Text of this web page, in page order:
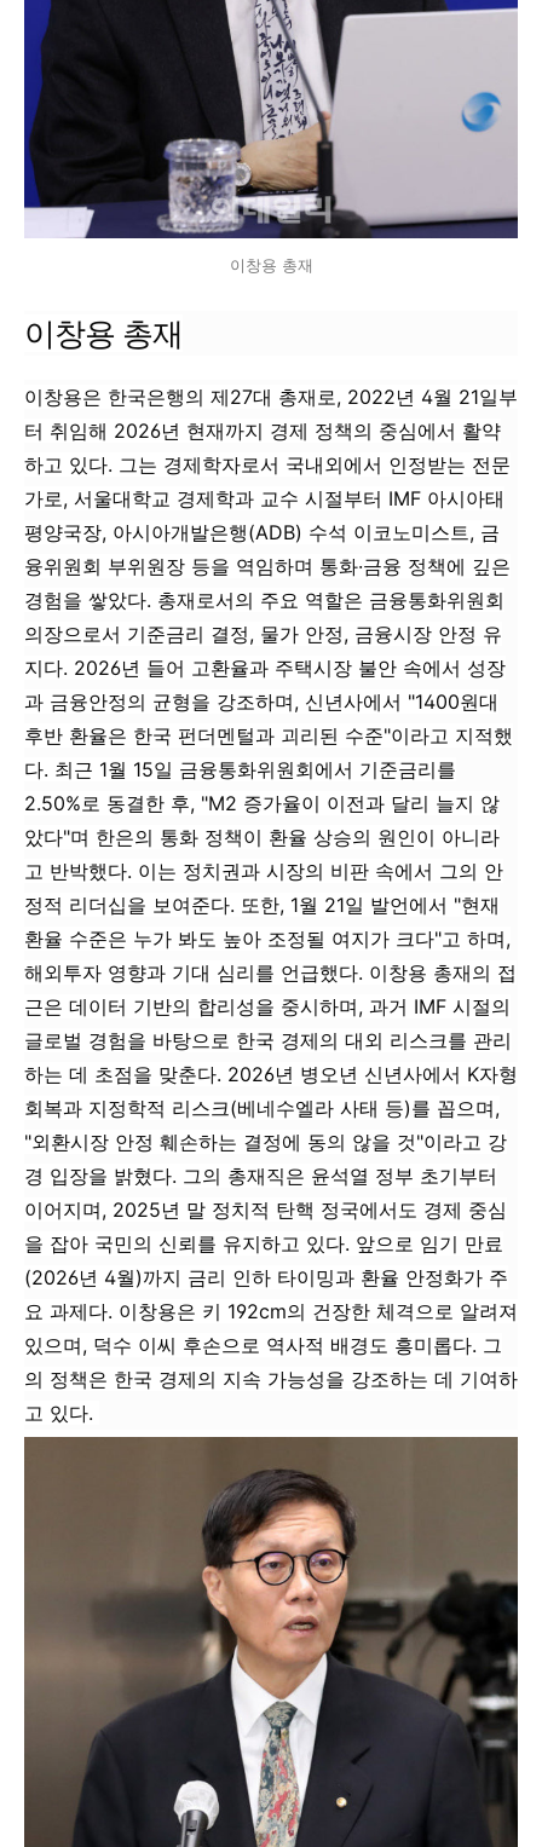
이창용 총재
이창용 총재
이창용은 한국은행의 제27대 총재로, 2022년 4월 21일부
터 취임해 2026년 현재까지 경제 정책의 중심에서 활약
하고 있다. 그는 경제학자로서 국내외에서 인정받는 전문
가로, 서울대학교 경제학과 교수 시절부터 IMF 아시아태
평양국장, 아시아개발은행(ADB) 수석 이코노미스트, 금
융위원회 부위원장 등을 역임하며 통화·금융 정책에 깊은
경험을 쌓았다. 총재로서의 주요 역할은 금융통화위원회
의장으로서 기준금리 결정, 물가 안정, 금융시장 안정 유
지다. 2026년 들어 고환율과 주택시장 불안 속에서 성장
과 금융안정의 균형을 강조하며, 신년사에서 "1400원대
후반 환율은 한국 펀더멘털과 괴리된 수준"이라고 지적했
다. 최근 1월 15일 금융통화위원회에서 기준금리를
2.50%로 동결한 후, "M2 증가율이 이전과 달리 늘지 않
았다"며 한은의 통화 정책이 환율 상승의 원인이 아니라
고 반박했다. 이는 정치권과 시장의 비판 속에서 그의 안
정적 리더십을 보여준다. 또한, 1월 21일 발언에서 "현재
환율 수준은 누가 봐도 높아 조정될 여지가 크다"고 하며,
해외투자 영향과 기대 심리를 언급했다. 이창용 총재의 접
근은 데이터 기반의 합리성을 중시하며, 과거 IMF 시절의
글로벌 경험을 바탕으로 한국 경제의 대외 리스크를 관리
하는 데 초점을 맞춘다. 2026년 병오년 신년사에서 K자형
회복과 지정학적 리스크(베네수엘라 사태 등)를 꼽으며,
"외환시장 안정 훼손하는 결정에 동의 않을 것"이라고 강
경 입장을 밝혔다. 그의 총재직은 윤석열 정부 초기부터
이어지며, 2025년 말 정치적 탄핵 정국에서도 경제 중심
을 잡아 국민의 신뢰를 유지하고 있다. 앞으로 임기 만료
(2026년 4월)까지 금리 인하 타이밍과 환율 안정화가 주
요 과제다. 이창용은 키 192cm의 건장한 체격으로 알려져
있으며, 덕수 이씨 후손으로 역사적 배경도 흥미롭다. 그
의 정책은 한국 경제의 지속 가능성을 강조하는 데 기여하
고 있다.